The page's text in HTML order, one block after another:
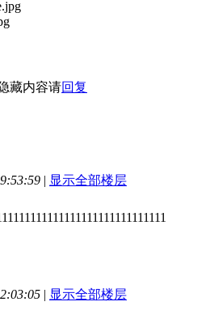
藏内容请回复
| 显示全部楼层
| 显示全部楼层